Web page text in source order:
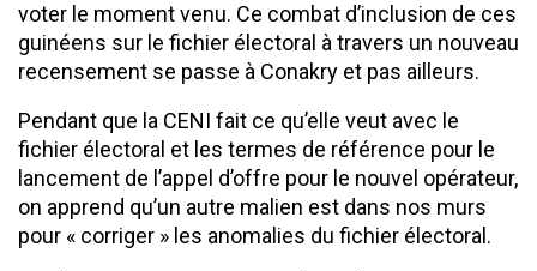
voter le moment venu. Ce combat d’inclusion de ces
guinéens sur le fichier électoral à travers un nouveau
recensement se passe à Conakry et pas ailleurs.
Pendant que la CENI fait ce qu’elle veut avec le
fichier électoral et les termes de référence pour le
lancement de l’appel d’offre pour le nouvel opérateur,
on apprend qu’un autre malien est dans nos murs
pour « corriger » les anomalies du fichier électoral.